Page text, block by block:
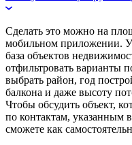
Сделать это можно на
мобильном приложении. У
база объектов
отфильтровать варианты
выбрать район, год
балкона и даже высоту
Чтобы обсудить объект,
по контактам, указанным
сможете как